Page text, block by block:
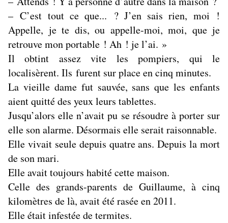
– C’est tout ce que... ? J’en sais rien, moi !
Appelle, je te dis, ou appelle-moi, moi, que je
retrouve mon portable ! Ah ! je l’ai. »
Il obtint assez vite les pompiers, qui le
localisèrent. Ils furent sur place en cinq minutes.
La vieille dame fut sauvée, sans que les enfants
aient quitté des yeux leurs tablettes.
Jusqu’alors elle n’avait pu se résoudre à porter sur
elle son alarme. Désormais elle serait raisonnable.
Elle vivait seule depuis quatre ans. Depuis la mort
de son mari.
Elle avait toujours habité cette maison.
Celle des grands-parents de Guillaume, à cinq
kilomètres de là, avait été rasée en 2011.
Elle était infestée de termites.